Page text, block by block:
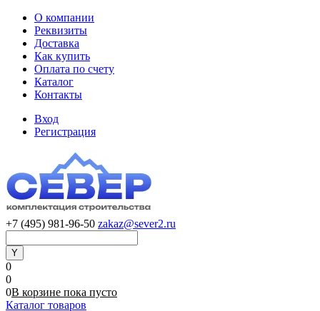
О компании
Реквизиты
Доставка
Как купить
Оплата по счету
Каталог
Контакты
Вход
Регистрация
+7 (495) 981-96-50 zakaz@sever2.ru
0
0
0В корзине пока пусто
Каталог товаров